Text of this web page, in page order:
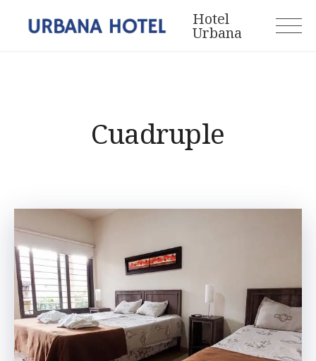
Hotel
Urbana
Cuadruple